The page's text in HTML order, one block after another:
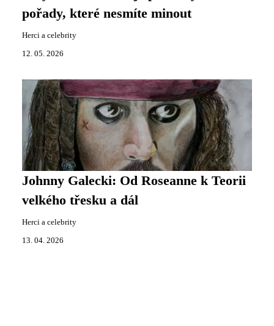
pořady, které nesmíte minout
Herci a celebrity
12. 05. 2026
Johnny Galecki: Od Roseanne k Teorii
velkého třesku a dál
Herci a celebrity
13. 04. 2026